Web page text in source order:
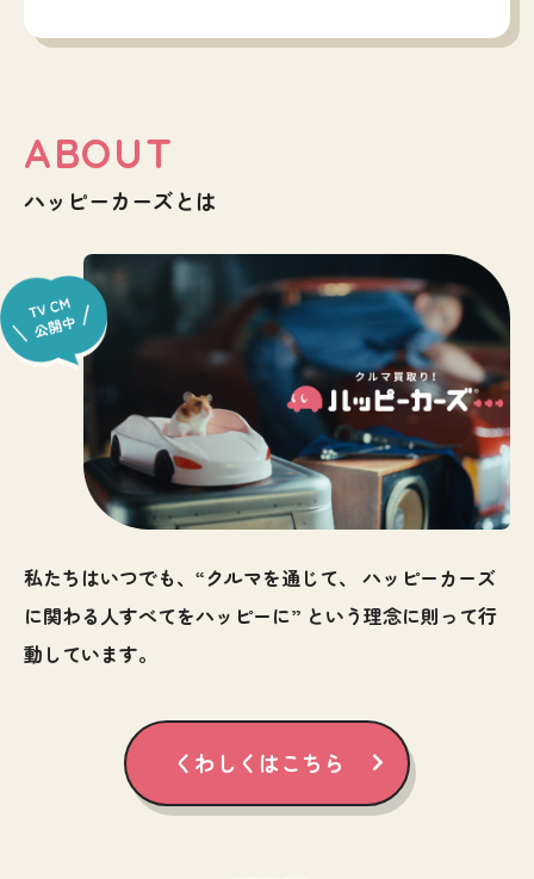
ABOUT
ハッピーカーズとは
私たちはいつでも、“クルマを通じて、 ハッピーカーズ
に関わる人すべてをハッピーに” という理念に則って行
動しています。
くわしくはこちら